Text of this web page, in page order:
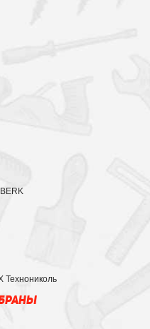
Технониколь